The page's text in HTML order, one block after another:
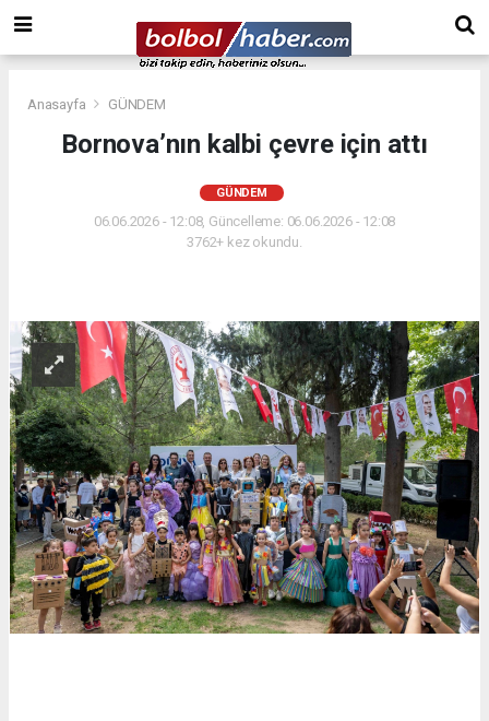
Anasayfa GÜNDEM
Bornova’nın kalbi çevre için attı
GÜNDEM
06.06.2026 - 12:08, Güncelleme: 06.06.2026 - 12:08
3762+ kez okundu.